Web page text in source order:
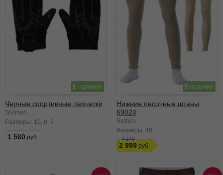
В наличии
Черные спортивные перчатки
Sivimen
Размеры: 10 8 9
1 560
В наличии
Нижние песочные штаны
69024
Rothco
Размеры: 48
4 149
2 999